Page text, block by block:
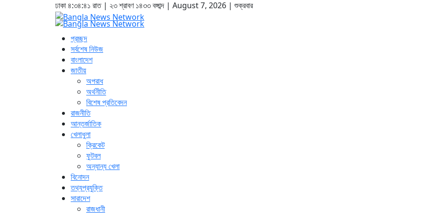
ঢাকা ৪:৩৪:৪২ রাত | ২৩ শ্রাবণ ১৪৩৩ বঙ্গাব্দ | August 7, 2026 |শুক্রবার
প্রচ্ছদ
সর্বশেষ নিউজ
বাংলাদেশ
জাতীয়
অপরাধ
অর্থনীতি
বিশেষ প্রতিবেদন
রাজনীতি
আন্তর্জাতিক
খেলাধুলা
ক্রিকেট
ফুটবল
অন্যান্য খেলা
বিনোদন
তথ্যপ্রযুক্তি
সারাদেশ
রাজধানী